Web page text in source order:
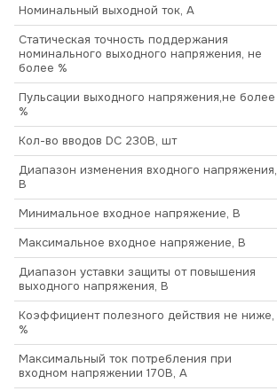
Номинальный выходной ток, А
Статическая точность поддержания
номинального выходного напряжения, не
более %
Пульсации выходного напряжения,не более
%
Кол-во вводов DC 230В, шт
Диапазон изменения входного напряжения,
В
Минимальное входное напряжение, В
Максимальное входное напряжение, В
Диапазон уставки защиты от повышения
выходного напряжения, В
Коэффициент полезного действия не ниже,
%
Максимальный ток потребления при
входном напряжении 170В, А